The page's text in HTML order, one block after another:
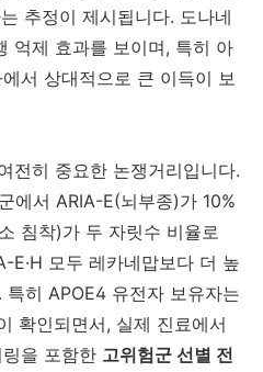
추정이 제시됩니다. 도나네
억제 효과를 보이며, 특히 아
서 상대적으로 큰 이득이 보
전히 중요한 논쟁거리입니다.
에서 ARIA-E(뇌부종)가 10%
침착)가 두 자릿수 비율로
E·H 모두 레카네맙보다 더 높
히 APOE4 유전자 보유자는
확인되면서, 실제 진료에서
을 포함한 고위험군 선별 전